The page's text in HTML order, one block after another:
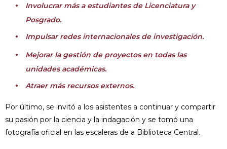
Involucrar más a estudiantes de Licenciatura y
Posgrado.
Impulsar redes internacionales de investigación.
Mejorar la gestión de proyectos en todas las
unidades académicas.
Atraer más recursos externos.
Por último, se invitó a los asistentes a continuar y compartir
su pasión por la ciencia y la indagación y se tomó una
fotografía oficial en las escaleras de a Biblioteca Central.